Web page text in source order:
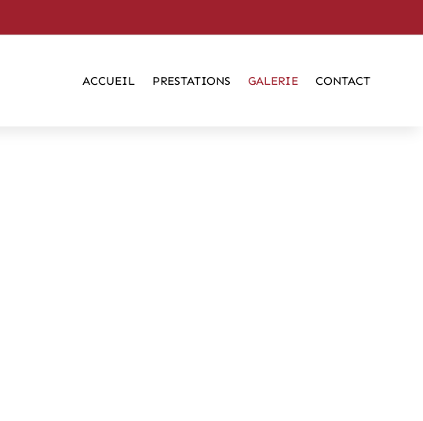
ACCUEIL PRESTATIONS GALERIE CONTACT